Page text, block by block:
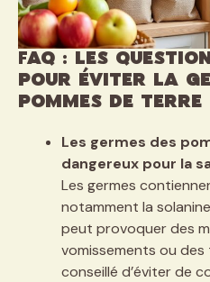
FAQ : Les
pour éviter la
pommes de terre
Les germes des
dangereux pour la
Les germes
notamment la
peut provoquer des
vomissements ou
conseillé d’éviter de